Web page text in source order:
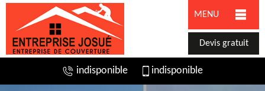
MENU
Devis gratuit
indisponible indisponible